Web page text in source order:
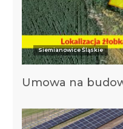
Siemianowice Śląskie
Umowa na